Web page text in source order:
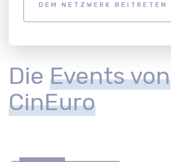
DEM NETZWERK BEITRETEN
Die Events von
CinEuro